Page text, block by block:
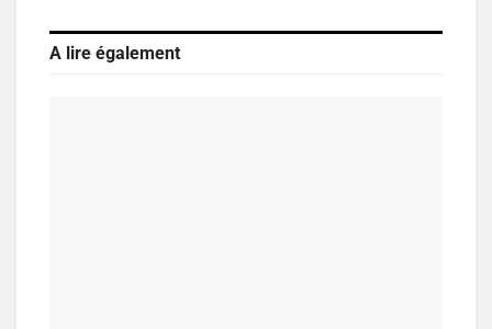
A lire également